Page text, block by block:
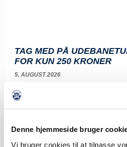
Denne hjemmeside bruger
Vi bruger cookies til at tilpasse
TAG MED PÅ
FOR KUN 250 KRONER
5. AUGUST 2026
Mandag den 17. august venter
lyseblå, når turen går til Brøndby